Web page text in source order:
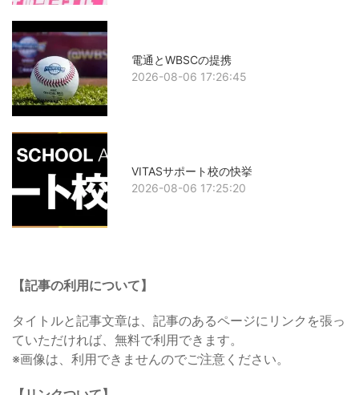
電通とWBSCの提携
2026-08-06 17:26:45
VITASサポート校の快挙
2026-08-06 17:25:20
【記事の利用について】
タイトルと記事文章は、記事のあるページにリンクを張っ
ていただければ、無料で利用できます。
※画像は、利用できませんのでご注意ください。